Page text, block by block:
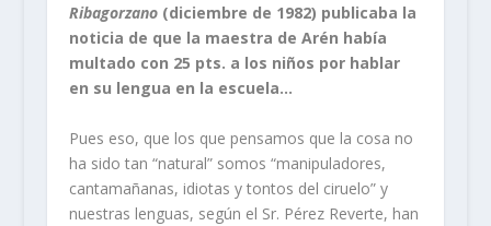
Ribagorzano(diciembre de 1982) publicaba la
noticia de que la maestra de Arén había
multado con 25 pts. a los niños por hablar
en su lengua en la escuela…
Pues eso, que los que pensamos que la cosa no
ha sido tan “natural” somos “manipuladores,
cantamañanas, idiotas y tontos del ciruelo” y
nuestras lenguas, según el Sr. Pérez Reverte, han